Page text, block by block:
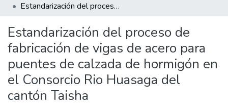
Statistics
Estandarización del proceso de fabricación de vigas de acero para puentes de calzada de hormigón en el Consorcio Rio Huasaga del cantón Taisha
Estandarización del proceso de
fabricación de vigas de acero para
puentes de calzada de hormigón en
el Consorcio Rio Huasaga del
cantón Taisha